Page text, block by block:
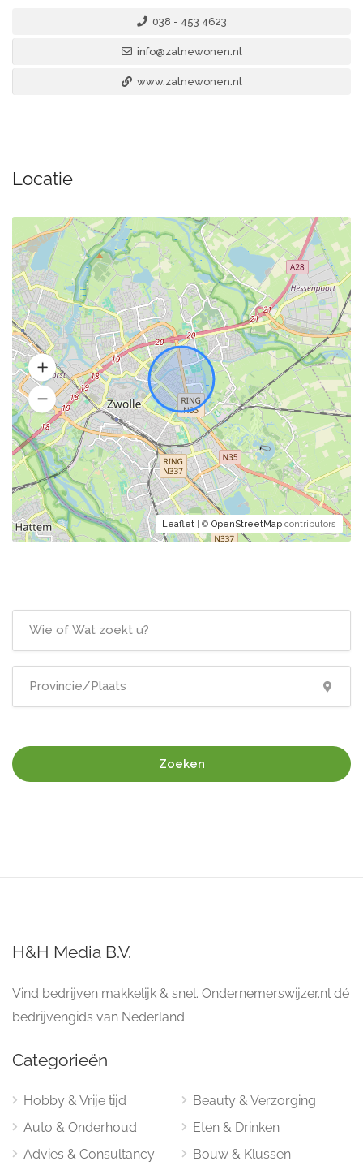
038 - 453 4623
info@zalnewonen.nl
www.zalnewonen.nl
Locatie
Leaflet | © OpenStreetMap contributors
Zoeken
H&H Media B.V.
Vind bedrijven makkelijk & snel. Ondernemerswijzer.nl dé
bedrijvengids van Nederland.
Categorieën
Hobby & Vrije tijd
Auto & Onderhoud
Advies & Consultancy
Beauty & Verzorging
Eten & Drinken
Bouw & Klussen